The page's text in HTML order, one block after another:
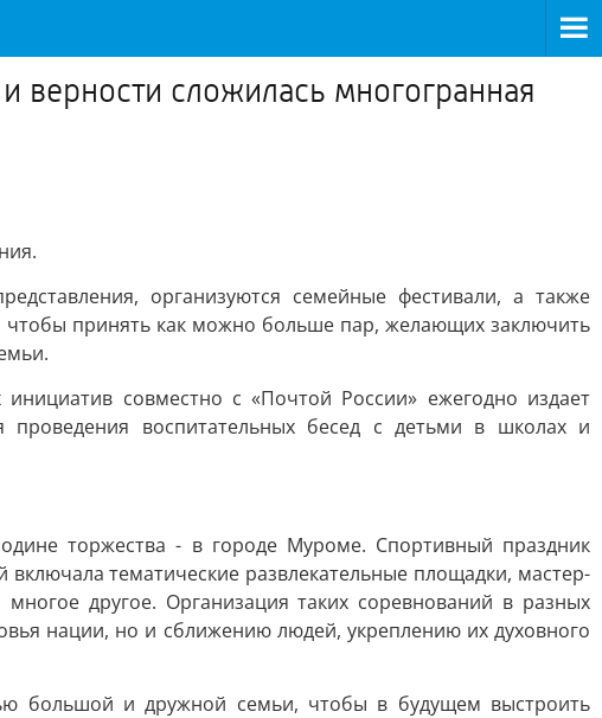
верности сложилась многогранная
организуются семейные фестивали, а также
чтобы принять как можно больше пар, желающих заключить
совместно с «Почтой России» ежегодно издает
проведения воспитательных бесед с детьми в школах и
торжества - в городе Муроме. Спортивный праздник
тематические развлекательные площадки, мастер-
другое. Организация таких соревнований в разных
нации, но и сближению людей, укреплению их духовного
большой и дружной семьи, чтобы в будущем выстроить